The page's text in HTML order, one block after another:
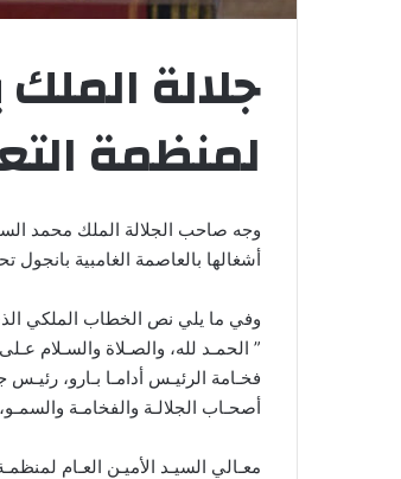
لمنظمة
أشغالها بالعاصمة الغامبية
وفي ما يلي نص الخطاب الملكي الذي
” الحمـد لله، والصـلاة والسـلام
فخـامة الرئيـس أدامـا بـارو، رئيـس
أصحـاب الجلالـة والفخامـة والسمـو،
معـالي السيـد الأميـن العـام